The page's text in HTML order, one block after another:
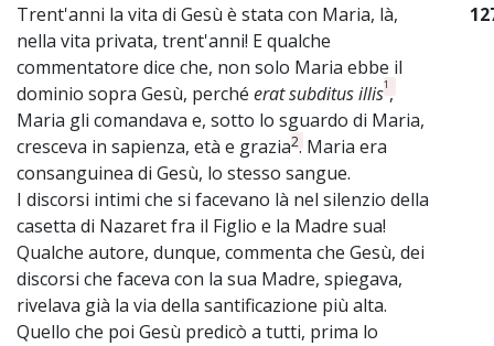
Trent'anni la vita di Gesù è stata con Maria, là,
nella vita privata, trent'anni! E qualche
commentatore dice che, non solo Maria ebbe il
dominio sopra Gesù, perché erat subditus illis1 ,
Maria gli comandava e, sotto lo sguardo di Maria,
cresceva in sapienza, età e grazia2. Maria era
consanguinea di Gesù, lo stesso sangue.
I discorsi intimi che si facevano là nel silenzio della
casetta di Nazaret fra il Figlio e la Madre sua!
Qualche autore, dunque, commenta che Gesù, dei
discorsi che faceva con la sua Madre, spiegava,
rivelava già la via della santificazione più alta.
Quello che poi Gesù predicò a tutti, prima lo